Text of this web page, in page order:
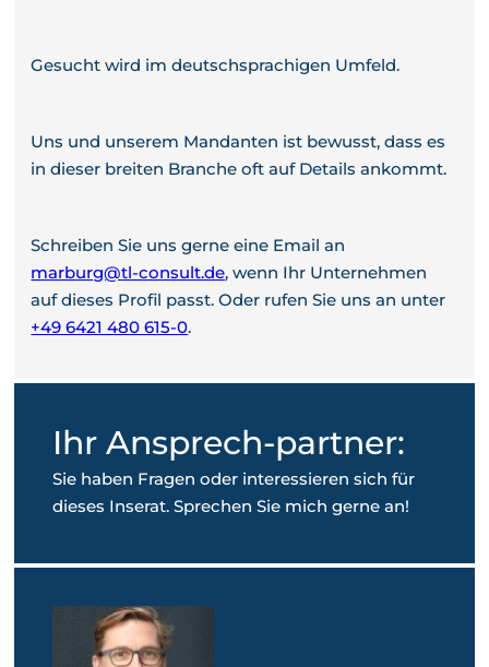
Gesucht wird im deutschsprachigen Umfeld.
Uns und unserem Mandanten ist bewusst, dass es
in dieser breiten Branche oft auf Details ankommt.
Schreiben Sie uns gerne eine Email an
marburg@tl-consult.de, wenn Ihr Unternehmen
auf dieses Profil passt. Oder rufen Sie uns an unter
+49 6421 480 615-0.
Ihr Ansprech-partner:
Sie haben Fragen oder interessieren sich für
dieses Inserat. Sprechen Sie mich gerne an!